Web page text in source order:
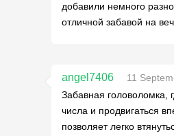
добавили немного
отличной забавой на
angel7406
11
Забавная головоломка,
числа и продвигаться
позволяет легко